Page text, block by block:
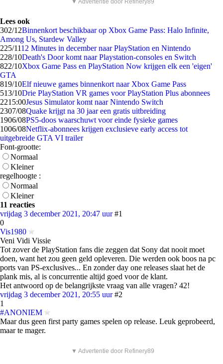
▼ Advertentie door Refinery89
Lees ook
302/12Binnenkort beschikbaar op Xbox Game Pass: Halo Infinite,
Among Us, Stardew Valley
225/1112 Minutes in december naar PlayStation en Nintendo
228/10Death's Door komt naar Playstation-consoles en Switch
822/10Xbox Game Pass en PlayStation Now krijgen elk een 'eigen'
GTA
819/10Elf nieuwe games binnenkort naar Xbox Game Pass
513/10Drie PlayStation VR games voor PlayStation Plus abonnees
2215:00Jesus Simulator komt naar Nintendo Switch
2307/08Quake krijgt na 30 jaar een gratis uitbreiding
1906/08PS5-doos waarschuwt voor einde fysieke games
1006/08Netflix-abonnees krijgen exclusieve early access tot
uitgebreide GTA VI trailer
Font-grootte:
Normaal
Kleiner
regelhoogte :
Normaal
Kleiner
11 reacties
vrijdag 3 december 2021, 20:47 uur #1
0
Vis1980
Veni Vidi Vissie
Tot zover de PlayStation fans die zeggen dat Sony dat nooit moet
doen, want het zou geen geld opleveren. Die werden ook boos na pc
ports van PS-exclusives... En zonder day one releases slaat het de
plank mis, al is concurrentie altijd goed voor de klant.
Het antwoord op de belangrijkste vraag van alle vragen? 42!
vrijdag 3 december 2021, 20:55 uur #2
1
#ANONIEM
Maar dus geen first party games spelen op release. Leuk geprobeerd,
maar te mager.
▼ Advertentie door Refinery89